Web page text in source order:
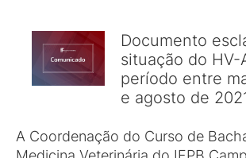
Documento
situação do HV-
período entre
e agosto de
A Coordenação do Curso de